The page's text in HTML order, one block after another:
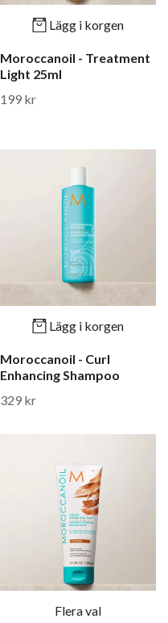
Lägg i korgen
Moroccanoil - Treatment
Light 25ml
199 kr
Lägg i korgen
Moroccanoil - Curl
Enhancing Shampoo
329 kr
Flera val